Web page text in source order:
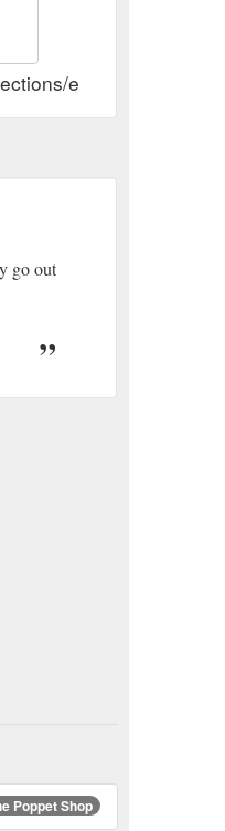
e-gift-cards
go out
Poppet Shop